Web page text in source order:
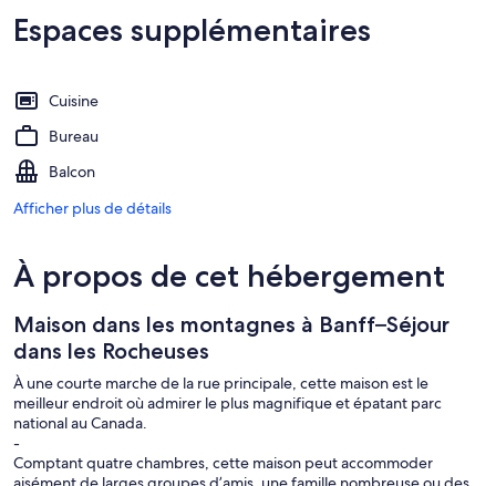
Espaces supplémentaires
Cuisine
Bureau
Balcon
Afficher plus de détails
À propos de cet hébergement
Maison dans les montagnes à Banff–Séjour
dans les Rocheuses
À une courte marche de la rue principale, cette maison est le
meilleur endroit où admirer le plus magnifique et épatant parc
national au Canada.
-
Comptant quatre chambres, cette maison peut accommoder